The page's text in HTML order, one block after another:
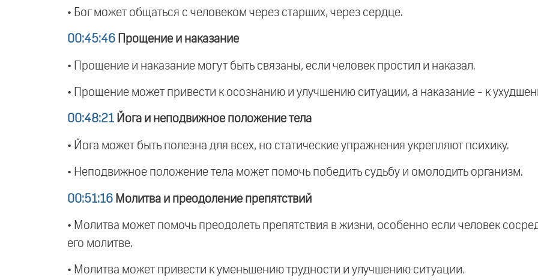
• Бог может общаться с человеком через старших, через сердце.
00:45:46 Прощение и наказание
• Прощение и наказание могут быть связаны, если человек простил и наказал.
• Прощение может привести к осознанию и улучшению ситуации, а наказание - к
00:48:21 Йога и неподвижное положение тела
• Йога может быть полезна для всех, но статические упражнения укрепляют психику.
• Неподвижное положение тела может помочь победить судьбу и омолодить организм.
00:51:16 Молитва и преодоление препятствий
• Молитва может помочь преодолеть препятствия в жизни, особенно если человек
его молитве.
• Молитва может привести к уменьшению трудности и улучшению ситуации.